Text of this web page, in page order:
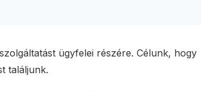
ügyfelei részére. Célunk, hogy
találjunk.